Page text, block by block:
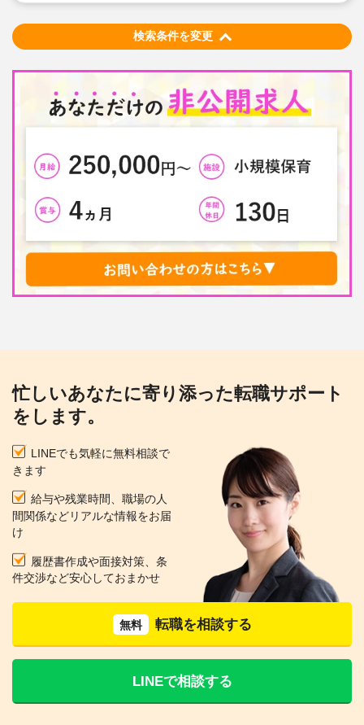
検索条件を変更
忙しいあなたに寄り添った転職サポート
をします。
LINEでも気軽に無料相談で
きます
給与や残業時間、職場の人
間関係などリアルな情報をお届
け
履歴書作成や面接対策、条
件交渉など安心しておまかせ
無料 転職を相談する
LINEで相談する